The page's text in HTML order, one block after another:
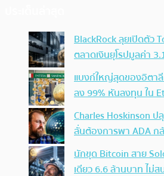
BlackRock ลุยเปิดตัว
ตลาดเงินยุโรปมูลค่า
แบงก์ใหญ่สุดของอิตา
ลง 99% หันลงทุน ใน
Charles Hoskinson
ลั่นต้องการพา ADA ก
นักขุด Bitcoin สาย
เดียว 6.6 ล้านบาท ไม่